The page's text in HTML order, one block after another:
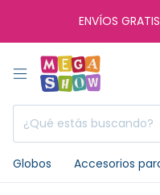
ENVÍOS
Globos Accesorios